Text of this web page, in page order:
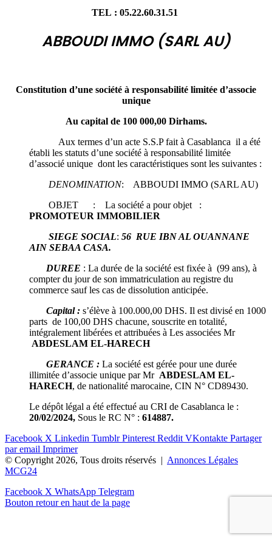
TEL : 05.22.60.31.51
ABBOUDI IMMO (SARL AU)
Constitution d’une société à responsabilité limitée d’associe
unique
Au capital de 100 000,00 Dirhams.
Aux termes d’un acte S.S.P fait à Casablanca il a été
établi les statuts d’une société à responsabilité limitée
d’associé unique dont les caractéristiques sont les suivantes :
DENOMINATION: ABBOUDI IMMO (SARL AU)
OBJET : La société a pour objet :
PROMOTEUR IMMOBILIER
SIEGE SOCIAL: 56 RUE IBN AL OUANNANE
AIN SEBAA CASA.
DUREE : La durée de la société est fixée à (99 ans), à
compter du jour de son immatriculation au registre du
commerce sauf les cas de dissolution anticipée.
Capital : s’élève à 100.000,00 DHS. Il est divisé en 1000
parts de 100,00 DHS chacune, souscrite en totalité,
intégralement libérées et attribuées à Les associées Mr
ABDESLAM EL-HARECH
GERANCE : La société est gérée pour une durée
illimitée d’associe unique par Mr ABDESLAM EL-
HARECH, de nationalité marocaine, CIN N° CD89430.
Le dépôt légal a été effectué au CRI de Casablanca le :
20/02/2024, Sous le RC N° : 614887.
Facebook X Linkedin Tumblr Pinterest Reddit VKontakte Partager
par email Imprimer
© Copyright 2026, Tous droits réservés | Annonces Légales
MCG24
Facebook X WhatsApp Telegram
Bouton retour en haut de la page